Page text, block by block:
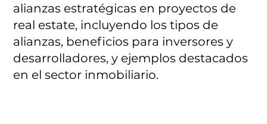
alianzas estratégicas en proyectos de
real estate, incluyendo los tipos de
alianzas, beneficios para inversores y
desarrolladores, y ejemplos destacados
en el sector inmobiliario.